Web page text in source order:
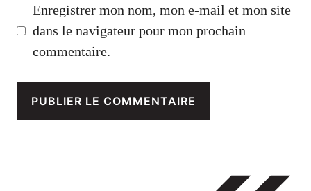
Enregistrer mon nom, mon e-mail et mon site
dans le navigateur pour mon prochain
commentaire.